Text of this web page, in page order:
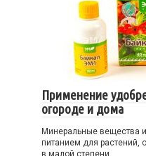
Применение
огороде и дома
Минеральные вещества
питанием для растений,
в малой степени